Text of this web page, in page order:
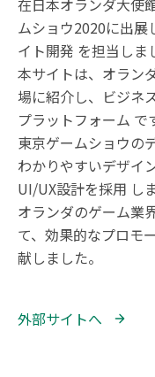
在日本オランダ大使
ムショウ2020に出展
イト開発 を担当しま
本サイトは、オラン
場に紹介し、ビジネ
プラットフォーム で
東京ゲームショウの
わかりやすいデザイ
UI/UX設計を採用 し
オランダのゲーム業
て、効果的なプロモ
献しました。
外部サイトへ